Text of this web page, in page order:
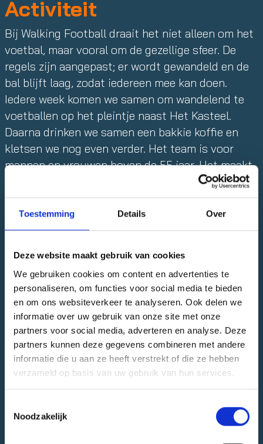
Toestemming Details Over
Deze website maakt gebruik van cookies
We gebruiken cookies om content en advertenties te
personaliseren, om functies voor social media te bieden
en om ons websiteverkeer te analyseren. Ook delen we
informatie over uw gebruik van onze site met onze
partners voor social media, adverteren en analyse. Deze
partners kunnen deze gegevens combineren met andere
informatie die u aan ze heeft verstrekt of die ze hebben
verzameld op basis van uw gebruik van hun services.
Noodzakelijk
Activiteit
Bij Walking Football draait het niet alleen om het
voetbal, maar vooral om de gezellige sfeer. De
regels zijn aangepast; er wordt gewandeld en de
bal blijft laag, zodat iedereen mee kan doen.
Iedere week komen we samen om wandelend te
voetballen op het pleintje naast Het Kasteel.
Daarna drinken we samen een bakkie koffie en
kletsen we nog even verder. Het team is voor
mannen en vrouwen boven de 55 jaar. Het maakt
ook niet uit of u voetbal ervaring heeft of niet!
Meedoen aan Walking Football is gratis.
Plein
Cruyff Court Spartapark
Adres
Spartastraat 1, 3027 ER Rotterdam
Naar locatie
Sport